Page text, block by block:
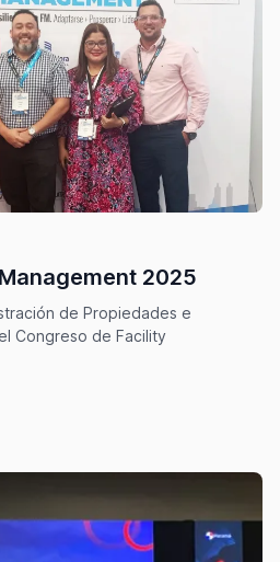
2025
de Propiedades e
Congreso de Facility